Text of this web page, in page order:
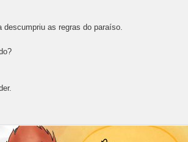
as regras do paraíso.